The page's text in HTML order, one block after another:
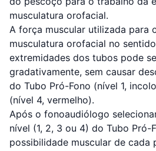
musculatura orofacial.
A força muscular utilizada para
musculatura orofacial no
extremidades dos tubos pode
gradativamente, sem causar
do Tubo Pró-Fono (nível 1,
(nível 4, vermelho).
Após o fonoaudiólogo
nível (1, 2, 3 ou 4) do Tubo Pró-
possibilidade muscular de cada